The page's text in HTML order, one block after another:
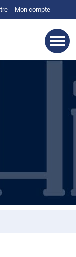
Mon compte